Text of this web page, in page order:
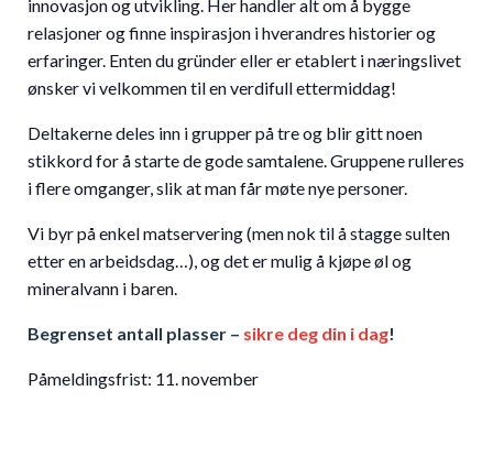
innovasjon og utvikling. Her handler alt om å bygge
relasjoner og finne inspirasjon i hverandres historier og
erfaringer. Enten du gründer eller er etablert i næringslivet
ønsker vi velkommen til en verdifull ettermiddag!
Deltakerne deles inn i grupper på tre og blir gitt noen
stikkord for å starte de gode samtalene. Gruppene rulleres
i flere omganger, slik at man får møte nye personer.
Vi byr på enkel matservering (men nok til å stagge sulten
etter en arbeidsdag…), og det er mulig å kjøpe øl og
mineralvann i baren.
Begrenset antall plasser – sikre deg din i dag!
Påmeldingsfrist: 11. november